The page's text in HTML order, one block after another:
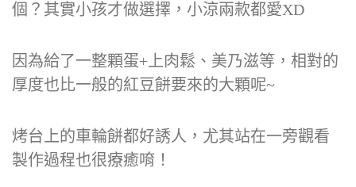
個？其實小孩才做選擇，小涼兩款都愛XD
因為給了一整顆蛋+上肉鬆、美乃滋等，相對的
厚度也比一般的紅豆餅要來的大顆呢~
烤台上的車輪餅都好誘人，尤其站在一旁觀看
製作過程也很療癒唷！